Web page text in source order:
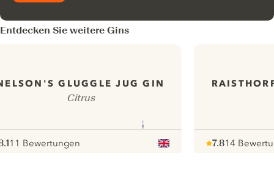
Entdecken Sie weitere Gins
GLUGGLE JUG GIN
Citrus
11 Bewertungen
7.814